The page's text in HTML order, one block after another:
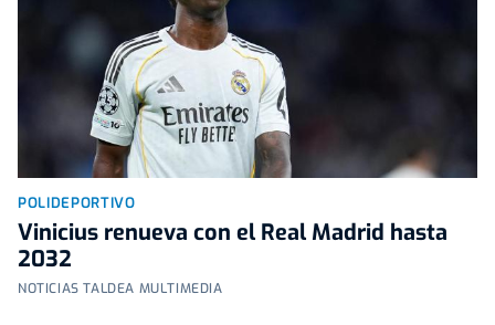
POLIDEPORTIVO
Vinicius renueva con el Real Madrid hasta
2032
NOTICIAS TALDEA MULTIMEDIA